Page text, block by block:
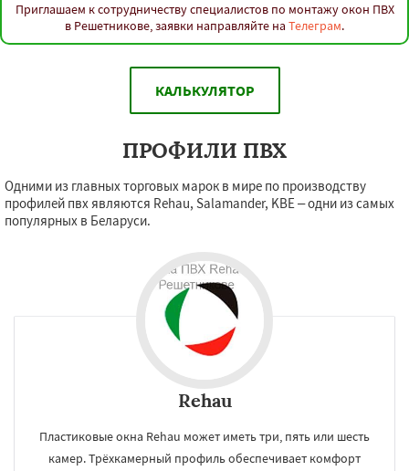
Приглашаем к сотрудничеству специалистов по монтажу окон ПВХ
в Решетникове, заявки направляйте на Телеграм.
КАЛЬКУЛЯТОР
ПРОФИЛИ ПВХ
Одними из главных торговых марок в мире по производству
профилей пвх являются Rehau, Salamander, KBE – одни из самых
популярных в Беларуси.
Rehau
Пластиковые окна Rehau может иметь три, пять или шесть
камер. Трёхкамерный профиль обеспечивает комфорт